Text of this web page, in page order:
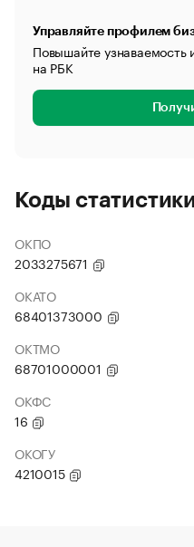
Управляйте профилем
Повышайте узнаваемость
на РБК
Коды
ОКПО
2033275671
ОКАТО
68401373000
ОКТМО
68701000001
ОКФС
16
ОКОГУ
4210015